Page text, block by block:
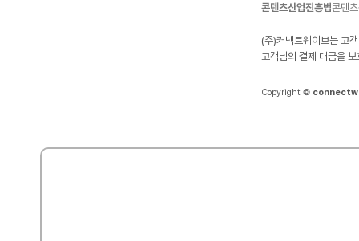
콘텐츠산업진흥법콘텐
(주)커넥트웨이브는 고
고객님의 결제 대금을
Copyright ©